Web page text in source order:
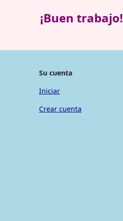
¡Buen trabajo!
Su cuenta
Iniciar
Crear cuenta